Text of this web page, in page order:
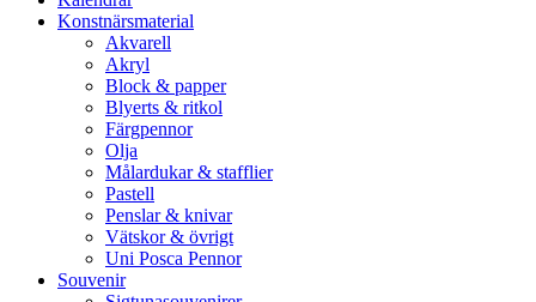
Konstnärsmaterial
Akvarell
Akryl
Block & papper
Blyerts & ritkol
Färgpennor
Olja
Målardukar & stafflier
Pastell
Penslar & knivar
Vätskor & övrigt
Uni Posca Pennor
Souvenir